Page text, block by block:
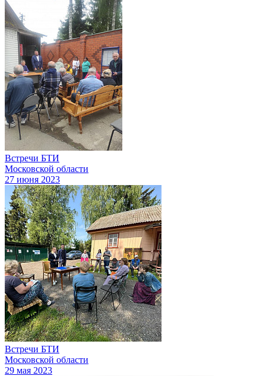
Встречи БТИ
Московской области
27 июня 2023
Встречи БТИ
Московской области
29 мая 2023